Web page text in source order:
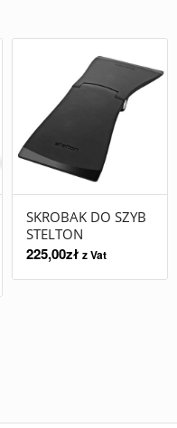
SKROBAK DO SZYB
STELTON
225,00zł z Vat